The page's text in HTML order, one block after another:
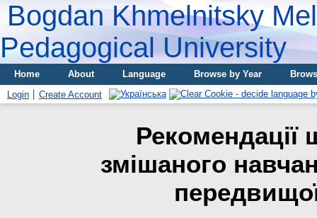
Bogdan Khmelnitsky
Pedagogical University
Home About Language Browse by Year
Login
Create Account
змішаного